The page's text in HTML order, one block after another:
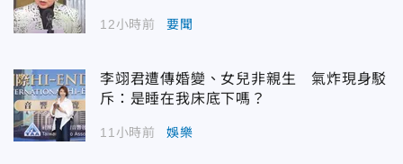
12小時前 要聞
李翊君遭傳婚變、女兒非親生 氣炸現身駁
斥：是睡在我床底下嗎？
11小時前 娛樂